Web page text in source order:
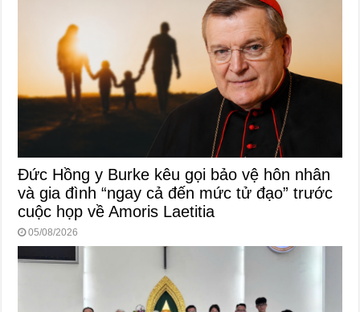
Đức Hồng y Burke kêu gọi bảo vệ hôn nhân
và gia đình “ngay cả đến mức tử đạo” trước
cuộc họp về Amoris Laetitia
05/08/2026